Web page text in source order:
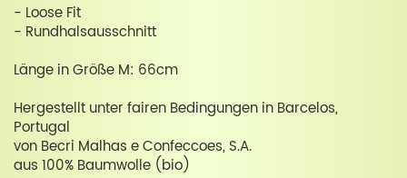
- Loose Fit
- Rundhalsausschnitt
Länge in Größe M: 66cm
Hergestellt unter fairen Bedingungen in Barcelos,
Portugal
von Becri Malhas e Confeccoes, S.A.
aus 100% Baumwolle (bio)